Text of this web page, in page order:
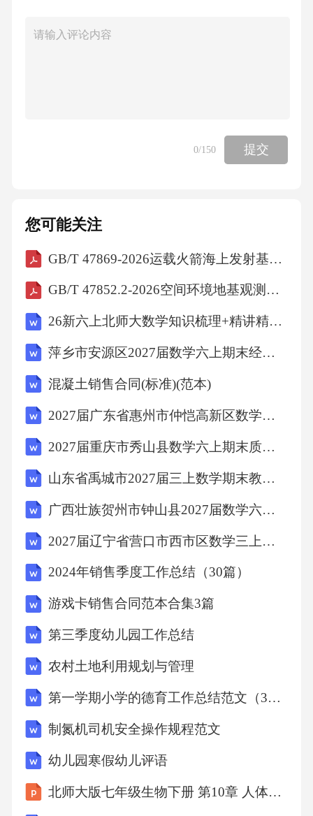
0/150 提交
您可能关注
GB/T 47869-2026运载火箭海上发射基础设施核心元数据要求
GB/T 47852.2-2026空间环境地基观测数据第2部分：文件格式
26新六上北师大数学知识梳理+精讲精练+同步练习
萍乡市安源区2027届数学六上期末经典试题含解析
混凝土销售合同(标准)(范本)
2027届广东省惠州市仲恺高新区数学四上期末考试试题含解析
2027届重庆市秀山县数学六上期末质量跟踪监视模拟试题含解析
山东省禹城市2027届三上数学期末教学质量检测模拟试题含解析
广西壮族贺州市钟山县2027届数学六上期末综合测试试题含解析
2027届辽宁省营口市西市区数学三上期末检测试题含解析
2024年销售季度工作总结（30篇）
游戏卡销售合同范本合集3篇
第三季度幼儿园工作总结
农村土地利用规划与管理
第一学期小学的德育工作总结范文（35篇）
制氮机司机安全操作规程范文
幼儿园寒假幼儿评语
北师大版七年级生物下册 第10章 人体的能量供应第1课时 呼吸系统的组成与功能（课件）